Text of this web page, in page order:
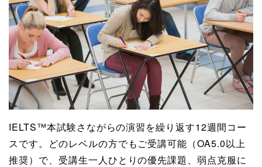
IELTS™本試験さながらの演習を繰り返す12週間コー
スです。どのレベルの方でもご受講可能（OA5.0以上
推奨）で、受講生一人ひとりの優先課題、弱点克服に